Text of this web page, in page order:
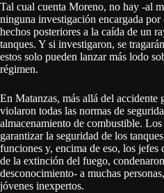
Tal cual cuenta Moreno, no hay -al
ninguna investigación encargada
hechos posteriores a la caída de un
tanques. Y si investigaron, se
estos solo pueden lanzar más lodo
régimen.
En Matanzas, más allá del accidente
violaron todas las normas de
almacenamiento de combustible. Los
garantizar la seguridad de los
funciones y, encima de eso, los jefes
de la extinción del fuego,
desconocimiento- a muchas
jóvenes inexpertos.